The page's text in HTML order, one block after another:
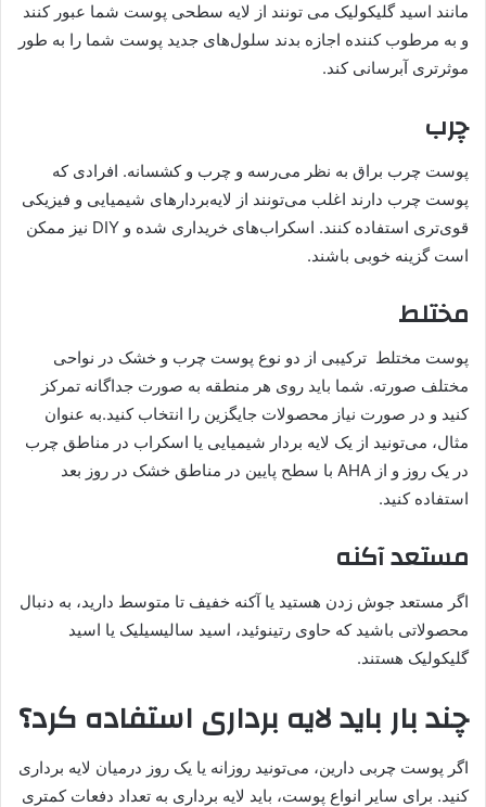
مانند اسید گلیکولیک می تونند از لایه سطحی پوست شما عبور کنند
و به مرطوب کننده اجازه بدند سلول‌های جدید پوست شما را به طور
موثرتری آبرسانی کند.
چرب
پوست چرب براق به نظر می‌رسه و چرب و کشسانه. افرادی که
پوست چرب دارند اغلب می‌تونند از لایه‌بردارهای شیمیایی و فیزیکی
قوی‌تری استفاده کنند. اسکراب‌های خریداری شده و DIY نیز ممکن
است گزینه خوبی باشند.
مختلط
پوست مختلط ترکیبی از دو نوع پوست چرب و خشک در نواحی
مختلف صورته. شما باید روی هر منطقه به صورت جداگانه تمرکز
کنید و در صورت نیاز محصولات جایگزین را انتخاب کنید.به عنوان
مثال، می‌تونید از یک لایه بردار شیمیایی یا اسکراب در مناطق چرب
در یک روز و از AHA با سطح پایین در مناطق خشک در روز بعد
استفاده کنید.
مستعد آکنه
اگر مستعد جوش زدن هستید یا آکنه خفیف تا متوسط دارید، به دنبال
محصولاتی باشید که حاوی رتینوئید، اسید سالیسیلیک یا اسید
گلیکولیک هستند.
چند بار باید لایه برداری استفاده کرد؟
اگر پوست چربی دارین، می‌تونید روزانه یا یک روز درمیان لایه برداری
کنید. برای سایر انواع پوست، باید لایه برداری به تعداد دفعات کمتری